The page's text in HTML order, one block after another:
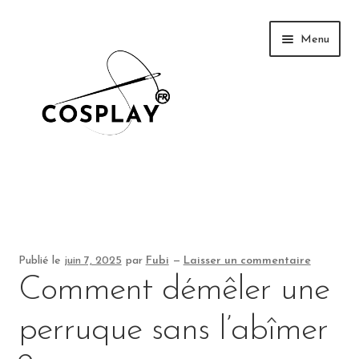
Menu
Galerie
Tutoriel
Événements
Publié le juin 7, 2025 par Fubi — Laisser un commentaire
Comment démêler une
perruque sans l’abîmer